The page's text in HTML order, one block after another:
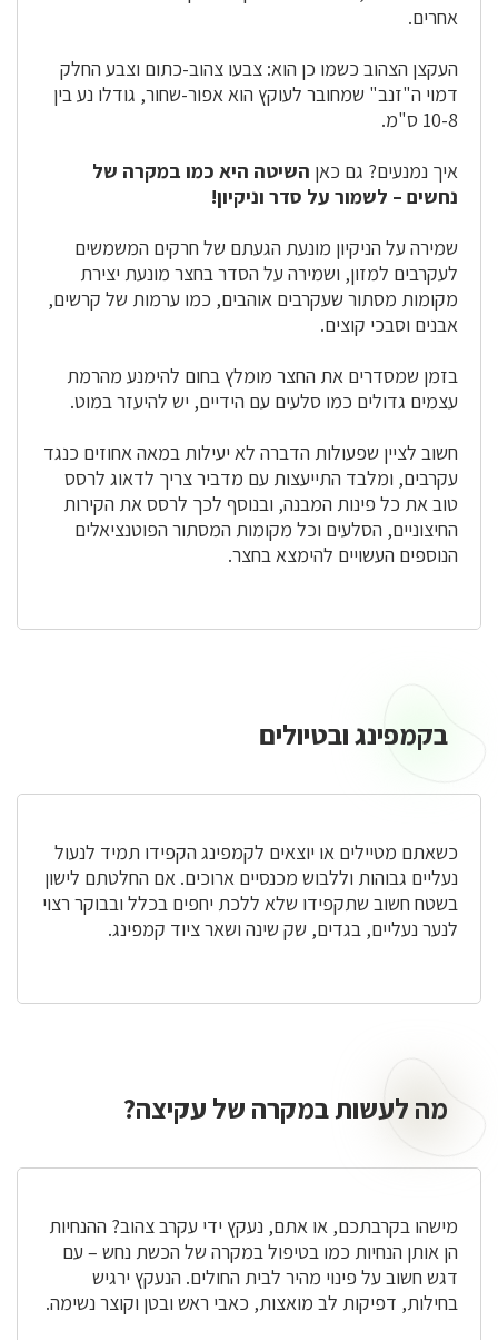
אחרים.
העקצן הצהוב כשמו כן הוא: צבעו צהוב-כתום וצבע החלק
דמוי ה"זנב" שמחובר לעוקץ הוא אפור-שחור, גודלו נע בין
10-8 ס"מ.
איך נמנעים? גם כאן השיטה היא כמו במקרה של
נחשים – לשמור על סדר וניקיון!
שמירה על הניקיון מונעת הגעתם של חרקים המשמשים
לעקרבים למזון, ושמירה על הסדר בחצר מונעת יצירת
מקומות מסתור שעקרבים אוהבים, כמו ערמות של קרשים,
אבנים וסבכי קוצים.
בזמן שמסדרים את החצר מומלץ בחום להימנע מהרמת
עצמים גדולים כמו סלעים עם הידיים, יש להיעזר במוט.
חשוב לציין שפעולות הדברה לא יעילות במאה אחוזים כנגד
עקרבים, ומלבד התייעצות עם מדביר צריך לדאוג לרסס
טוב את כל פינות המבנה, ובנוסף לכך לרסס את הקירות
החיצוניים, הסלעים וכל מקומות המסתור הפוטנציאלים
הנוספים העשויים להימצא בחצר.
בקמפינג
בקמפינג ובטיולים
כשאתם מטיילים או יוצאים לקמפינג הקפידו תמיד לנעול
נעליים גבוהות וללבוש מכנסיים ארוכים. אם החלטתם לישון
בשטח חשוב שתקפידו שלא ללכת יחפים בכלל ובבוקר רצוי
לנער נעליים, בגדים, שק שינה ושאר ציוד קמפינג.
מה לעשות במקרה של עקיצה?
מישהו בקרבתכם, או אתם, נעקץ ידי עקרב צהוב? ההנחיות
הן אותן הנחיות כמו בטיפול במקרה של הכשת נחש – עם
דגש חשוב על פינוי מהיר לבית החולים. הנעקץ ירגיש
בחילות, דפיקות לב מואצות, כאבי ראש ובטן וקוצר נשימה.